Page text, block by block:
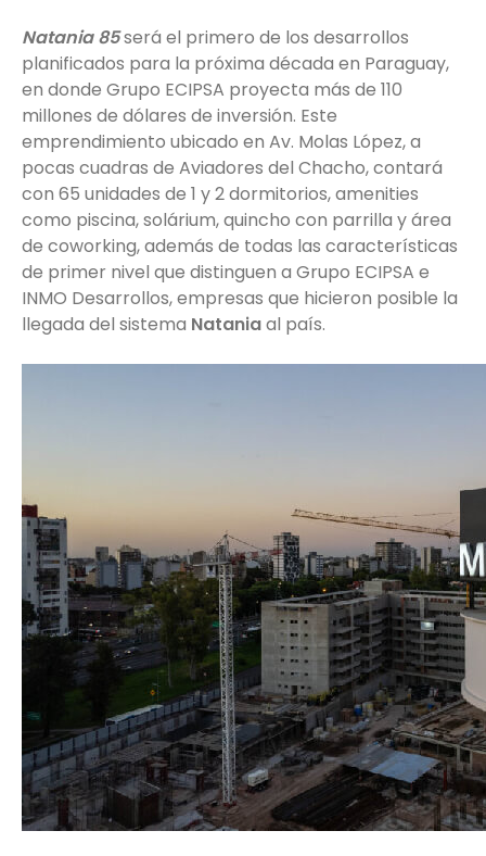
Natania 85será el primero de los desarrollos
planificados para la próxima década en Paraguay,
en donde Grupo ECIPSA proyecta más de 110
millones de dólares de inversión. Este
emprendimiento ubicado en Av. Molas López, a
pocas cuadras de Aviadores del Chacho, contará
con 65 unidades de 1 y 2 dormitorios, amenities
como piscina, solárium, quincho con parrilla y área
de coworking, además de todas las características
de primer nivel que distinguen a Grupo ECIPSA e
INMO Desarrollos, empresas que hicieron posible la
llegada del sistema Nataniaal país.